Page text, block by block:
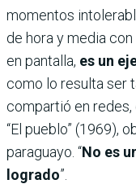
momentos
de hora y media
en pantalla, es un
como lo resulta ser
compartió en redes,
“El pueblo” (1969),
paraguayo. “No es
logrado”.